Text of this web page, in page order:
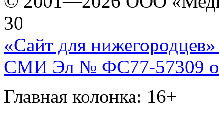
30
«Сайт для нижегородцев»
СМИ Эл № ФС77-57309
Главная колонка: 16+